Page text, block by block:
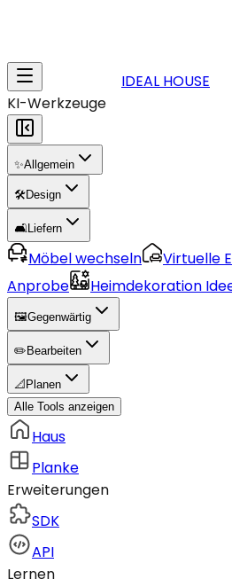
IDEAL HOUSE
KI-Werkzeuge
✨Allgemein
🛠️Design
🛋️Liefern
Möbel wechseln Virtuelle
Anprobe
Heimdekoration
🖼️Gegenwärtig
✏️ Bearbeiten
📐 Planen
Alle Tools anzeigen
Haus
Planke
Erweiterungen
SDK
API
Lernen